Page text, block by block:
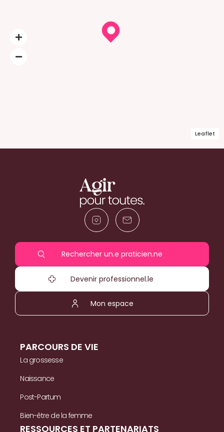
Leaflet
Rechercher un.e praticien.ne
Devenir professionnel.le
Mon espace
PARCOURS DE VIE
La grossesse
Naissance
Post-Partum
Bien-être de la femme
RESSOURCES ET PARTENARIATS